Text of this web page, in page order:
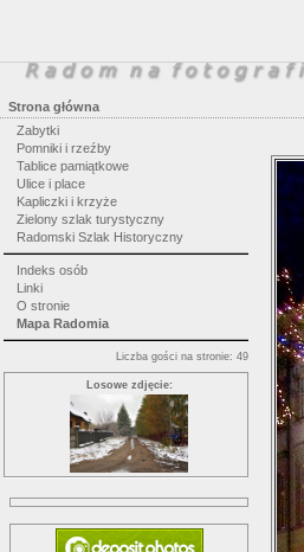
Strona główna
Zabytki
Pomniki i rzeźby
Tablice pamiątkowe
Ulice i place
Kapliczki i krzyże
Zielony szlak turystyczny
Radomski Szlak Historyczny
Indeks osób
Linki
O stronie
Mapa Radomia
Liczba gości na stronie: 49
Losowe zdjęcie: